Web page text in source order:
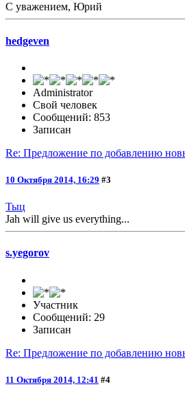
С уважением, Юрий
hedgeven
Administrator
Свой человек
Сообщений: 853
Записан
Re: Предложение по добавлению
10 Октября 2014, 16:29 #3
Тыц
Jah will give us everything...
s.yegorov
Участник
Сообщений: 29
Записан
Re: Предложение по добавлению
11 Октября 2014, 12:41 #4